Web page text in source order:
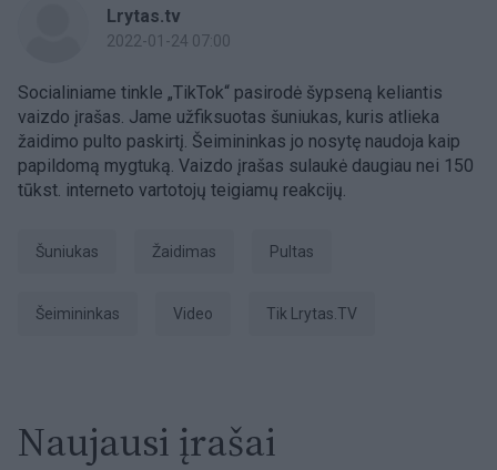
Lrytas.tv
2022-01-24 07:00
Socialiniame tinkle „TikTok“ pasirodė šypseną keliantis
vaizdo įrašas. Jame užfiksuotas šuniukas, kuris atlieka
žaidimo pulto paskirtį. Šeimininkas jo nosytę naudoja kaip
papildomą mygtuką. Vaizdo įrašas sulaukė daugiau nei 150
tūkst. interneto vartotojų teigiamų reakcijų.
šuniukas Žaidimas pultas
šeimininkas Video tik Lrytas.TV
Naujausi įrašai